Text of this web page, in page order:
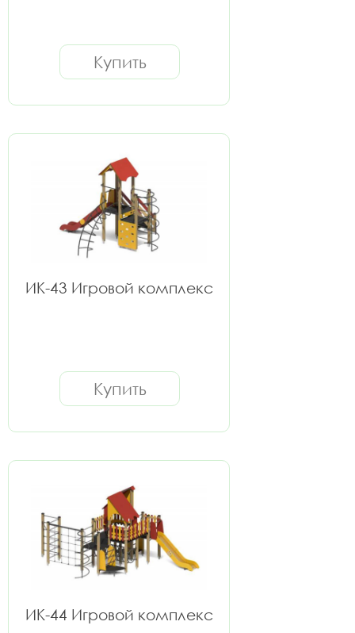
Купить
ИК-43 Игровой комплекс
Купить
ИК-44 Игровой комплекс